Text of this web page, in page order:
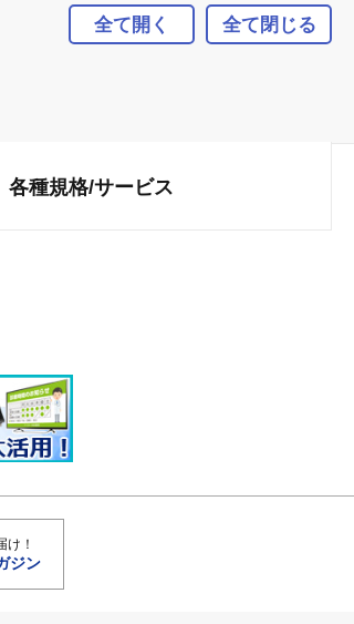
全て開く 全て閉じる
各種規格/サービス
け！
ジン